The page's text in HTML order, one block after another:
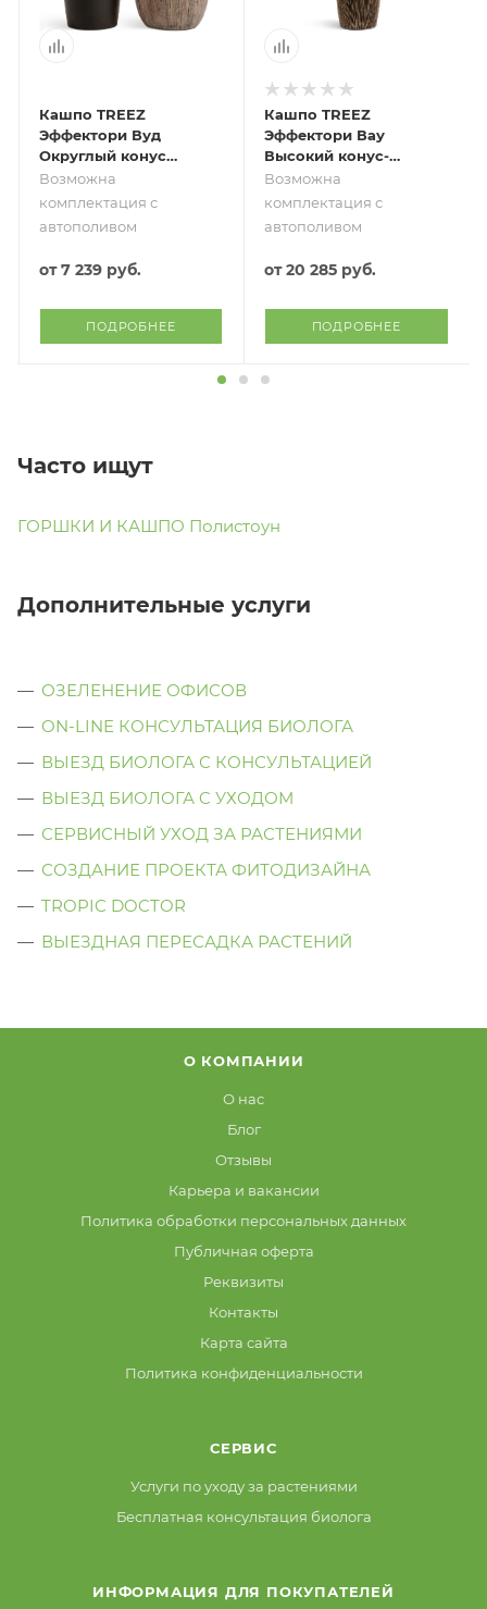
Кашпо TREEZ
Эффектори Вуд
Округлый конус
Светлый дуб
Возможна
комплектация с
автополивом
от7 239 руб.
ПОДРОБНЕЕ
Кашпо TREEZ
Эффектори Вау
Высокий конус-
дизайн Тёмное
матовое золото
Возможна
комплектация с
автополивом
от20 285 руб.
ПОДРОБНЕЕ
Часто ищут
ГОРШКИ И КАШПО Полистоун
Дополнительные услуги
ОЗЕЛЕНЕНИЕ ОФИСОВ
ON-LINE КОНСУЛЬТАЦИЯ БИОЛОГА
ВЫЕЗД БИОЛОГА С КОНСУЛЬТАЦИЕЙ
ВЫЕЗД БИОЛОГА C УХОДОМ
СЕРВИСНЫЙ УХОД ЗА РАСТЕНИЯМИ
СОЗДАНИЕ ПРОЕКТА ФИТОДИЗАЙНА
TROPIC DOCTOR
ВЫЕЗДНАЯ ПЕРЕСАДКА РАСТЕНИЙ
О КОМПАНИИ
О нас
Блог
Отзывы
Карьера и вакансии
Политика обработки персональных данных
Публичная оферта
Реквизиты
Контакты
Карта сайта
Политика конфиденциальности
СЕРВИС
Услуги по уходу за растениями
Бесплатная консультация биолога
ИНФОРМАЦИЯ ДЛЯ ПОКУПАТЕЛЕЙ